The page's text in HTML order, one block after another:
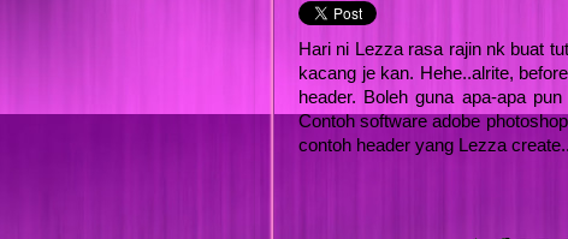
Hari ni Lezza rasa rajin nk buat
kacang je kan. Hehe..alrite,
header. Boleh guna apa-apa
Contoh software adobe
contoh header yang Lezza